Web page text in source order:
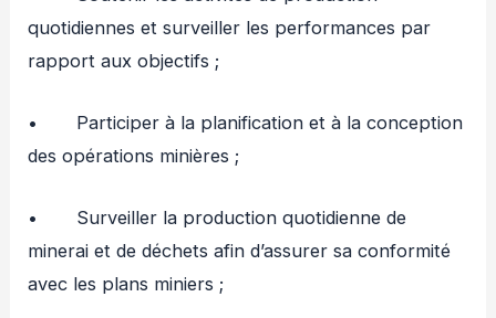
quotidiennes et surveiller les performances par
rapport aux objectifs ;
• Participer à la planification et à la conception
des opérations minières ;
• Surveiller la production quotidienne de
minerai et de déchets afin d’assurer sa conformité
avec les plans miniers ;